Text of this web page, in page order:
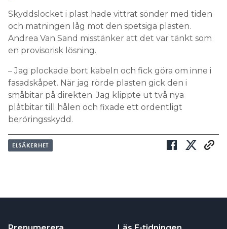
Skyddslocket i plast hade vittrat sönder med tiden
och matningen låg mot den spetsiga plasten.
Andrea Van Sand misstänker att det var tänkt som
en provisorisk lösning.
– Jag plockade bort kabeln och fick göra om inne i
fasadskåpet. När jag rörde plasten gick den i
småbitar på direkten. Jag klippte ut två nya
plåtbitar till hålen och fixade ett ordentligt
beröringsskydd.
ELSÄKERHET